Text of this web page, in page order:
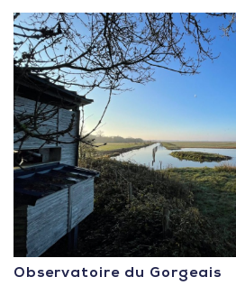
Observatoire du Gorgeais